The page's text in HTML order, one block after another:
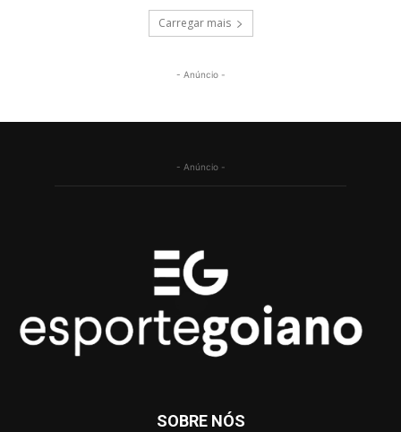
Carregar mais
- Anúncio -
- Anúncio -
SOBRE NÓS